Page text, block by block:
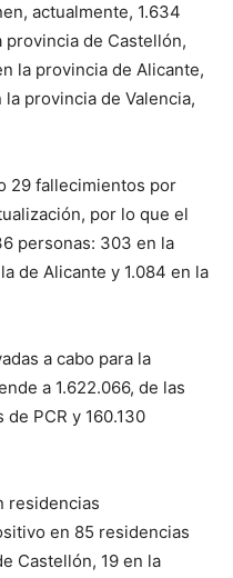
actualmente, 1.634
provincia de Castellón,
la provincia de Alicante,
la provincia de Valencia,
29 fallecimientos por
por lo que el
personas: 303 en la
de Alicante y 1.084 en la
a cabo para la
a 1.622.066, de las
PCR y 160.130
residencias
en 85 residencias
Castellón, 19 en la